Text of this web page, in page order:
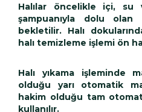
Halılar öncelikle içi, su
şampuanıyla dolu
bekletilir. Halı
halı temizleme işlemi ön
Halı yıkama işleminde
olduğu yarı otomatik
hakim olduğu tam
kullanılır.